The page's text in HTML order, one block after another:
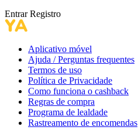
Entrar Registro
Aplicativo móvel
Ajuda / Perguntas frequentes
Termos de uso
Política de Privacidade
Como funciona o cashback
Regras de compra
Programa de lealdade
Rastreamento de encomendas